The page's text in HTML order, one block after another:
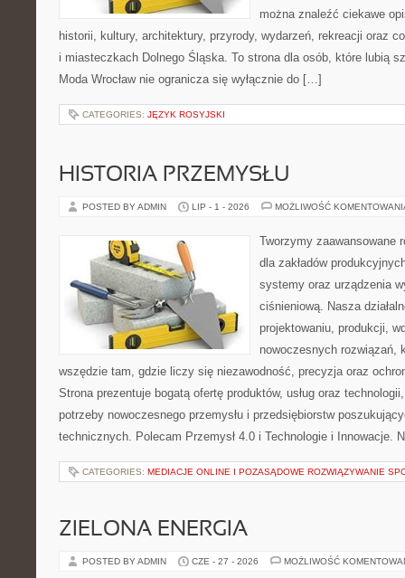
można znaleźć ciekawe
historii, kultury, architektury, przyrody, wydarzeń, rekreacji oraz
i miasteczkach Dolnego Śląska. To strona dla osób, które lubią
Moda Wrocław nie ogranicza się wyłącznie do […]
CATEGORIES: JĘZYK ROSYJSKI
HISTORIA PRZEMYSŁU
POSTED BY ADMIN LIP - 1 - 2026 MOŻLIWOŚĆ
Tworzymy zaawansowane
dla zakładów
systemy oraz urządzenia
ciśnieniową. Nasza
projektowaniu, produkcji,
nowoczesnych rozwiązań,
wszędzie tam, gdzie liczy się niezawodność, precyzja oraz
Strona prezentuje bogatą ofertę produktów, usług oraz
potrzeby nowoczesnego przemysłu i przedsiębiorstw
technicznych. Polecam Przemysł 4.0 i Technologie i Innowacje.
CATEGORIES: MEDIACJE ONLINE I POZASĄDOWE ROZWIĄZYWANIE
ZIELONA ENERGIA
POSTED BY ADMIN CZE - 27 - 2026 MOŻLIWOŚĆ